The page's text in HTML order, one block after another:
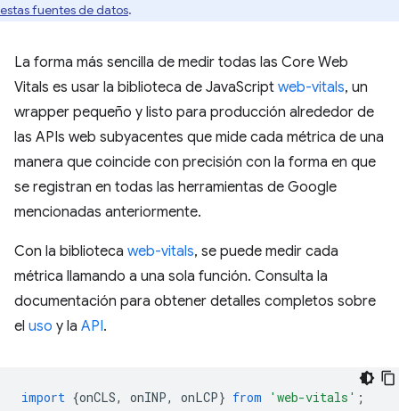
estas fuentes de datos.
La forma más sencilla de medir todas las Core Web
Vitals es usar la biblioteca de JavaScript web-vitals, un
wrapper pequeño y listo para producción alrededor de
las APIs web subyacentes que mide cada métrica de una
manera que coincide con precisión con la forma en que
se registran en todas las herramientas de Google
mencionadas anteriormente.
Con la biblioteca web-vitals, se puede medir cada
métrica llamando a una sola función. Consulta la
documentación para obtener detalles completos sobre
el uso y la API.
import {onCLS, onINP, onLCP} from 'web-vitals' ;